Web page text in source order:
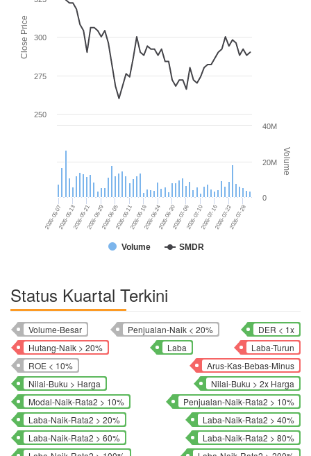
Close Price
Volume
Volume SMDR
2026-05-07 2026-05-29 2026-06-18 2026-07-06 2026-07-22
2026-05-132026-05-21 2026-06-052026-06-11 2026-06-242026-06-30 2026-07-102026-07-16 2026-07-28
250
275
300
0
20M
40M
Status Kuartal Terkini
Volume-Besar Penjualan-Naik < 20%
DER < 1x
Hutang-Naik > 20%
Laba
Laba-Turun
ROE < 10%
Arus-Kas-Bebas-Minus
Nilai-Buku > Harga
Nilai-Buku > 2x Harga
Modal-Naik-Rata2 > 10%
Penjualan-Naik-Rata2 > 10%
Laba-Naik-Rata2 > 20%
Laba-Naik-Rata2 > 40%
Laba-Naik-Rata2 > 60%
Laba-Naik-Rata2 > 80%